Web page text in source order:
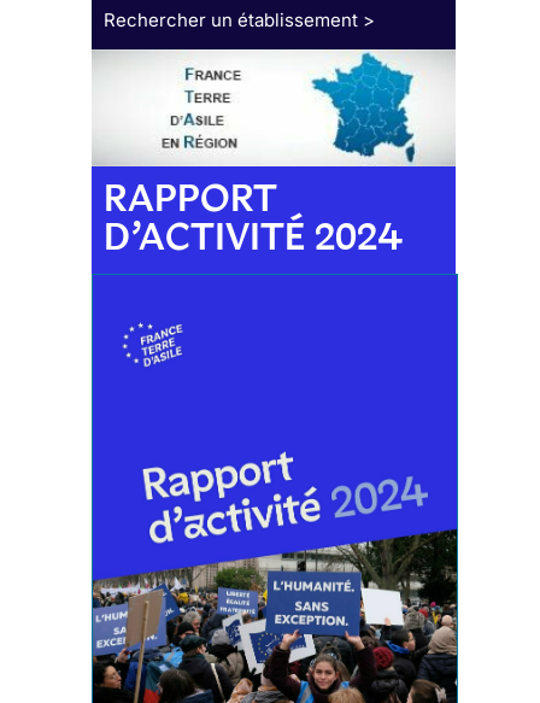
Rechercher un établissement >
RAPPORT
D’ACTIVITÉ 2024